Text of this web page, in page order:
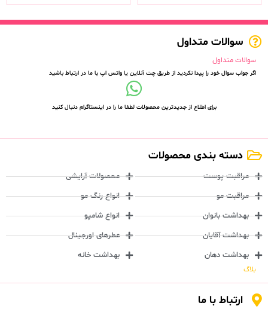
سوالات متداول
سوالات متداول
اگر جواب سوال خود را پیدا نکردید از طریق چت آنلاین یا واتس اپ با ما در ارتباط باشید
برای اطلاع از جدیدترین محصولات لطفا ما را در اینستاگرام دنبال کنید
دسته بندی محصولات
مراقبت پوست
مراقبت مو
بهداشت بانوان
بهداشت آقایان
بهداشت دهان
محصولات آرایشی
انواع رنگ مو
انواع شامپو
عطرهای اورجینال
بهداشت خانه
بلاگ
ارتباط با ما